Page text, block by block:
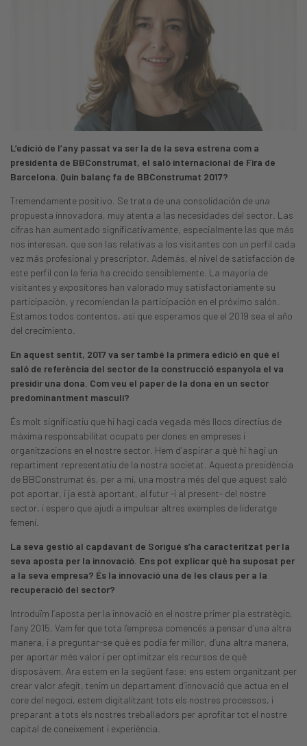
L’edició de l’any passat va ser la de la seva estrena com a
presidenta de BBConstrumat, el saló internacional de Fira de
Barcelona. Quin balanç fa de BBConstrumat 2017?
Tremendamente positivo. Se trata de una consolidación de una
propuesta innovadora, muy atenta a las necesidades del sector. Las
cifras han aumentado significativamente, especialmente las que más
nos interesan, que son las relativas a los visitantes con un perfil cada
vez más profesional y prescriptor. Además, el nivel de satisfacción de
este perfil con la feria ha crecido sensiblemente. La mayoría de
visitantes y expositores han valorado muy satisfactoriamente su
participación, y recomiendan la participación en el próximo salón.
Estamos todos contentos, así que esperamos que el 2019 sea el año
del crecimiento.
En aquest sentit, 2017 va ser també la primera edició en què el
saló de referència del sector de la construcció espanyola el va
presidir una dona. Com veu el paper de la dona en un sector
predominantment masculí?
És molt significatiu que hi hagi cada vegada més llocs directius de
màxima responsabilitat ocupats per dones en empreses i
organitzacions en el nostre sector. Hem d’aspirar a què hi hagi un
repartiment representatiu de la nostra societat. Aquesta presidència
de BBConstrumat és, per a mi, una mostra més del que aquest saló
pot aportar, i ja està aportant, al futur -i al present- del nostre
sector, i espero que ajudi a impulsar altres exemples de lideratge
femení.
La seva gestió al capdavant de Sorigué s’ha caracteritzat per la
seva aposta per la innovació. Ens pot explicar què ha suposat per
a la seva empresa? És la innovació una de les claus per a la
recuperació del sector?
Introduïm l’aposta per la innovació en el nostre primer pla estratègic,
l’any 2015. Vam fer que tota l’empresa comencés a pensar d’una altra
manera, i a preguntar-se què es podia fer millor, d’una altra manera,
per aportar més valor i per optimitzar els recursos de què
disposàvem. Ara estem en la següent fase: ens estem organitzant per
crear valor afegit, tenim un departament d’innovació que actua en el
core del negoci, estem digitalitzant tots els nostres processos, i
preparant a tots els nostres treballadors per aprofitar tot el nostre
capital de coneixement i experiència.